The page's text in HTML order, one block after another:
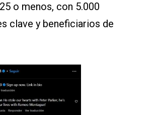
o menos, con 5.000
clave y beneficiarios de